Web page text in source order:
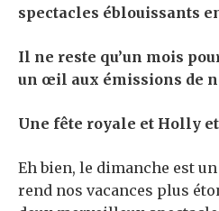
spectacles éblouissants
Il ne reste qu’un mois
un œil aux émissions de
Une fête royale et Holly
Eh bien, le dimanche est
rend nos vacances plus